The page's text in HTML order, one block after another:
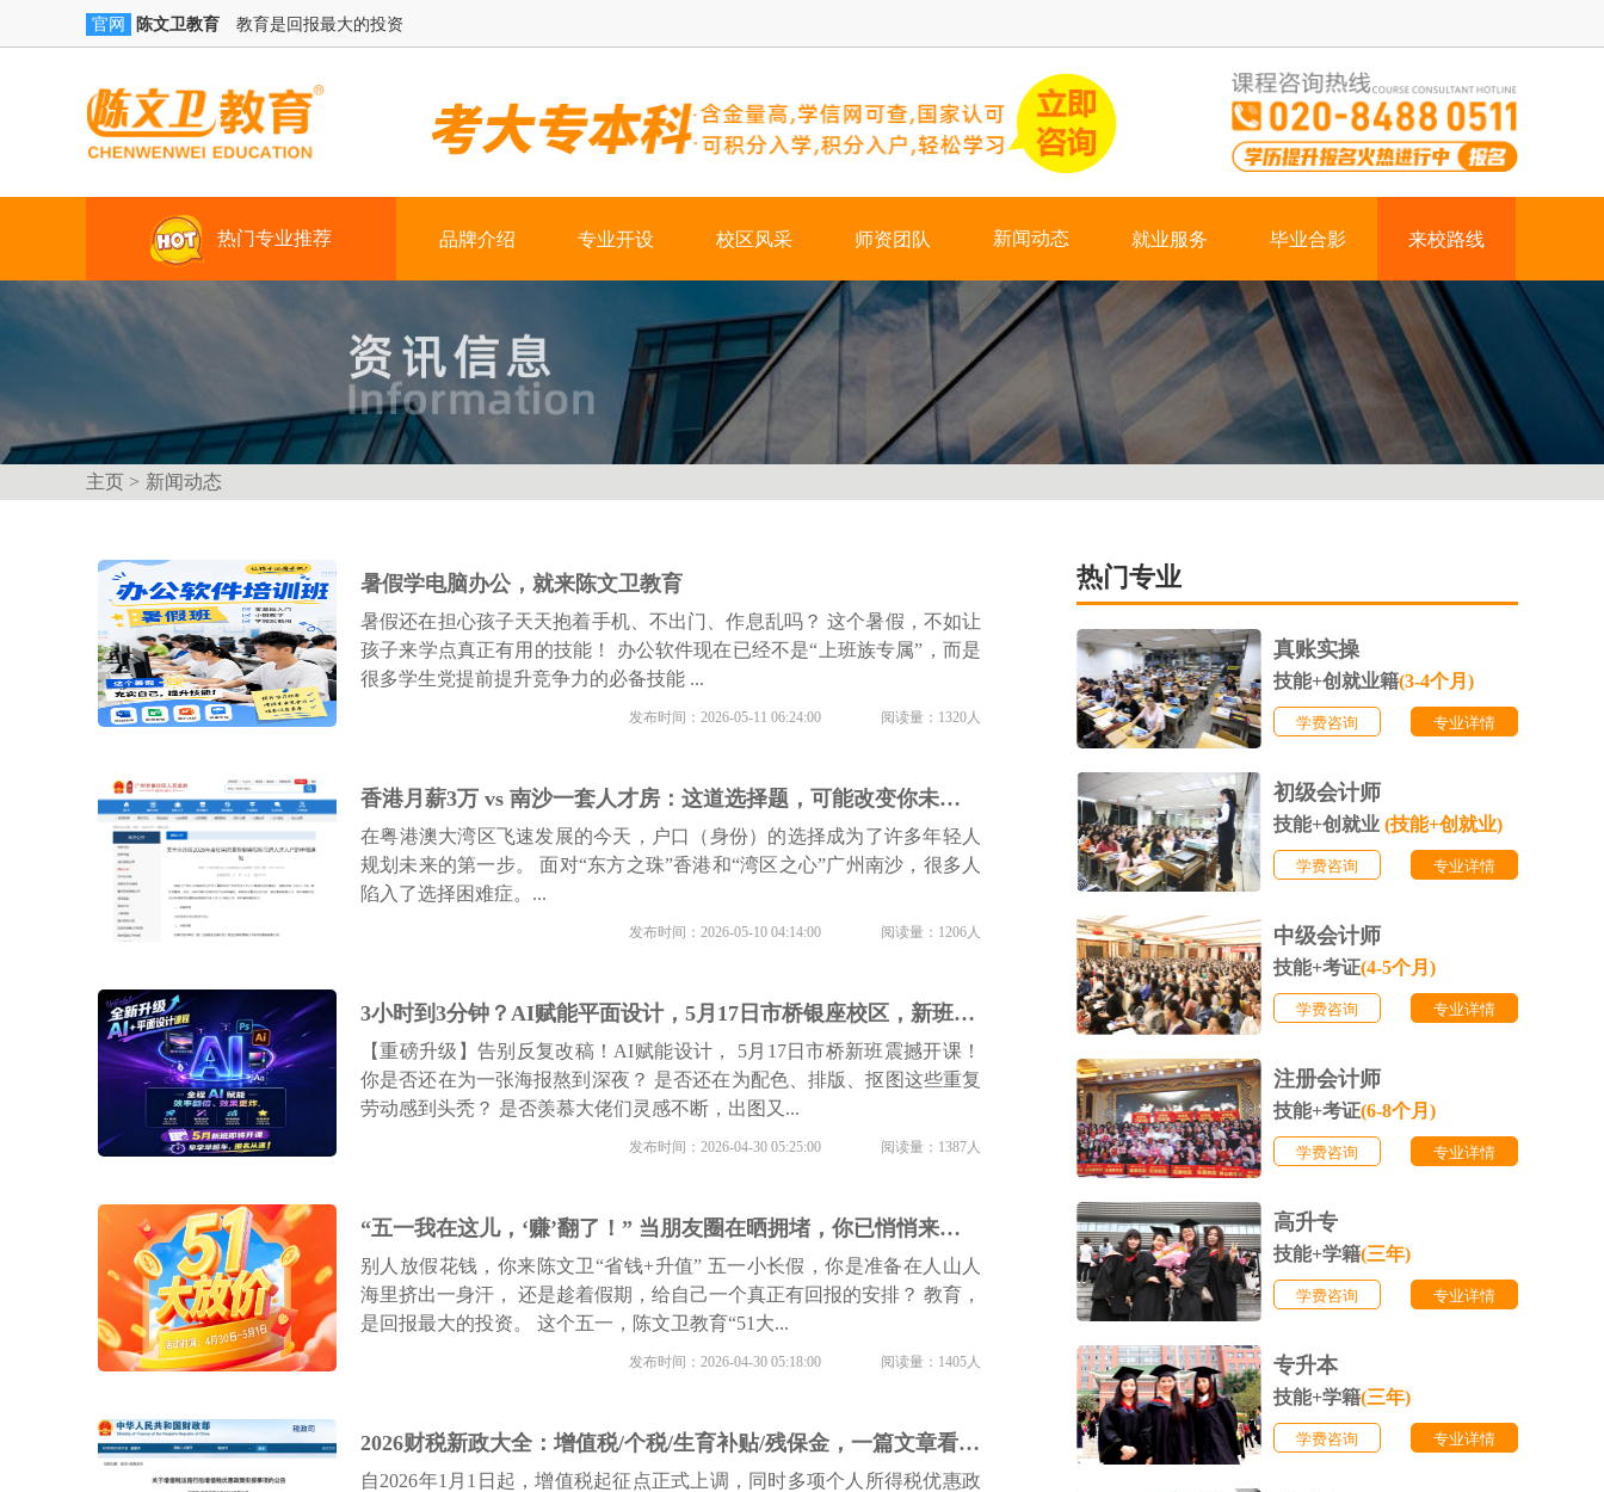
官网 陈文卫教育 教育是回报最大的投资
热门专业推荐
技能+学籍（学习时间：三年）
真账实操
技能+创就业（3-4个月）
技能+创就业（4-5个月）
中级会计师
技能+考证（4-5个月）
技能+创就业（3个月）
电脑培训
技能+创就业（2个月）
品牌介绍 专业开设 校区风采 师资团队 新闻动态
热门资讯
学校新闻
会计培训
就业服务 毕业合影 来校路线
主页 > 新闻动态
暑假学电脑办公，就来陈文卫教育
暑假还在担心孩子天天抱着手机、不出门、作息乱吗？ 这个暑假，不如让
孩子来学点真正有用的技能！ 办公软件现在已经不是“上班族专属”，而是
很多学生党提前提升竞争力的必备技能 ...
发布时间：2026-05-11 06:24:00 阅读量：1320人
香港月薪3万 vs 南沙一套人才房：这道选择题，可能改变你未来十年的命运
在粤港澳大湾区飞速发展的今天，户口（身份）的选择成为了许多年轻人
规划未来的第一步。 面对“东方之珠”香港和“湾区之心”广州南沙，很多人
陷入了选择困难症。...
发布时间：2026-05-10 04:14:00 阅读量：1206人
3小时到3分钟？AI赋能平面设计，5月17日市桥银座校区，新班开课，带你从入门到商业落地！
【重磅升级】告别反复改稿！AI赋能设计， 5月17日市桥新班震撼开课！
你是否还在为一张海报熬到深夜？ 是否还在为配色、排版、抠图这些重复
劳动感到头秃？ 是否羡慕大佬们灵感不断，出图又...
发布时间：2026-04-30 05:25:00 阅读量：1387人
“五一我在这儿，‘赚’翻了！” 当朋友圈在晒拥堵，你已悄悄来陈文卫“升值+省钱”
别人放假花钱，你来陈文卫“省钱+升值” 五一小长假，你是准备在人山人
海里挤出一身汗， 还是趁着假期，给自己一个真正有回报的安排？ 教育，
是回报最大的投资。 这个五一，陈文卫教育“51大...
发布时间：2026-04-30 05:18:00 阅读量：1405人
2026财税新政大全：增值税/个税/生育补贴/残保金，一篇文章看懂你能省多少！
自2026年1月1日起，增值税起征点正式上调，同时多项个人所得税优惠政
热门专业
真账实操
技能+创就业籍(3-4个月)
学费咨询 专业详情
初级会计师
技能+创就业 (技能+创就业)
学费咨询 专业详情
中级会计师
技能+考证(4-5个月)
学费咨询 专业详情
注册会计师
技能+考证(6-8个月)
学费咨询 专业详情
高升专
技能+学籍(三年)
学费咨询 专业详情
专升本
技能+学籍(三年)
学费咨询 专业详情